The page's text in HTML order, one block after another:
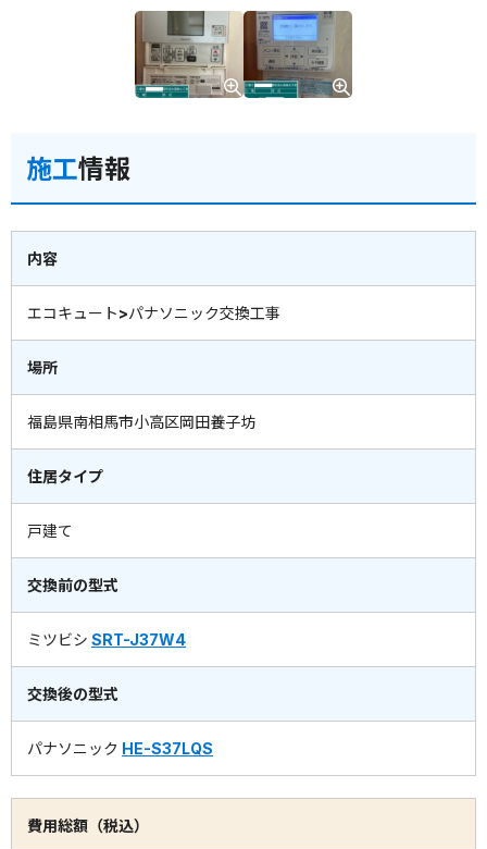
施工情報
内容
エコキュート>パナソニック交換工事
場所
福島県南相馬市小高区岡田養子坊
住居タイプ
戸建て
交換前の型式
ミツビシ SRT-J37W4
交換後の型式
パナソニック HE-S37LQS
費用総額（税込）